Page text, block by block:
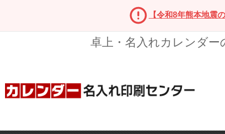
【令和8年熊本地震
卓上・名入れカレンダ